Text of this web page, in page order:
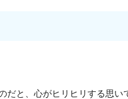
と、心がヒリヒリする思い